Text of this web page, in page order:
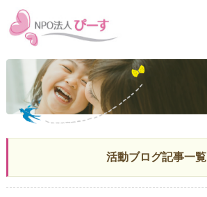
活動ブログ記事一覧